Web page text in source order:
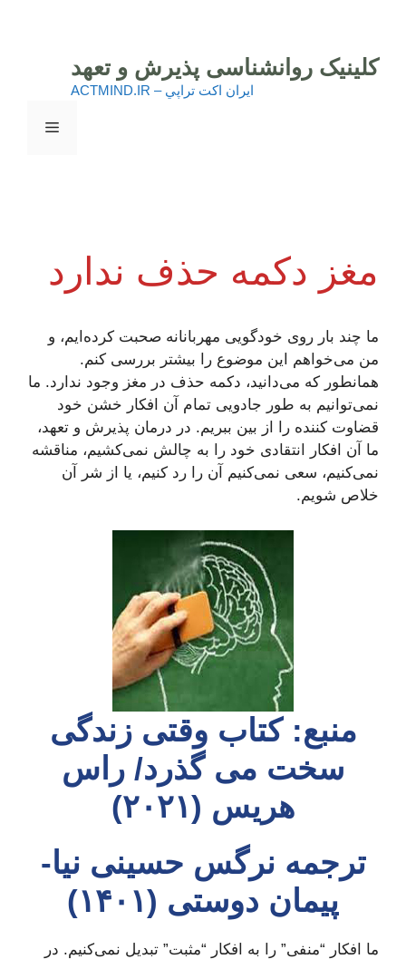
محتواکلینیک روانشناسی پذیرش و تعهد
ايران اكت تراپي – ACTMIND.IR
فهرست
مغز دکمه حذف ندارد
ما چند بار روی خودگویی مهربانانه صحبت کرده‌ایم، و
من می‌خواهم این موضوع را بیشتر بررسی کنم.
همانطور که می‌دانید، دکمه حذف در مغز وجود ندارد. ما
نمی‌توانیم به طور جادویی تمام آن افکار خشن خود
قضاوت کننده را از بین ببریم. در درمان پذیرش و تعهد،
ما آن افکار انتقادی خود را به چالش نمی‌کشیم، مناقشه
نمی‌کنیم، سعی نمی‌کنیم آن را رد کنیم، یا از شر آن
خلاص شویم.
منبع: کتاب وقتی زندگی
سخت می گذرد/ راس
هریس (۲۰۲۱)
ترجمه نرگس حسینی نیا-
پیمان دوستی (۱۴۰۱)
ما افکار “منفی” را به افکار “مثبت” تبدیل نمی‌کنیم. در